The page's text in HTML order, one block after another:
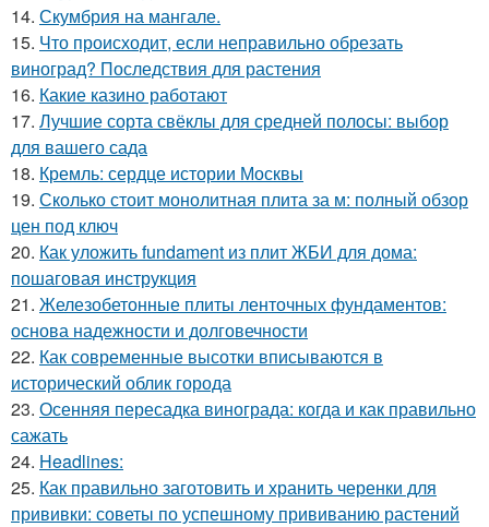
14. Скумбрия на мангале.
15. Что происходит, если неправильно обрезать
виноград? Последствия для растения
16. Какие казино работают
17. Лучшие сорта свёклы для средней полосы: выбор
для вашего сада
18. Кремль: сердце истории Москвы
19. Сколько стоит монолитная плита за м: полный обзор
цен под ключ
20. Как уложить fundament из плит ЖБИ для дома:
пошаговая инструкция
21. Железобетонные плиты ленточных фундаментов:
основа надежности и долговечности
22. Как современные высотки вписываются в
исторический облик города
23. Осенняя пересадка винограда: когда и как правильно
сажать
24. Headlines:
25. Как правильно заготовить и хранить черенки для
прививки: советы по успешному прививанию растений